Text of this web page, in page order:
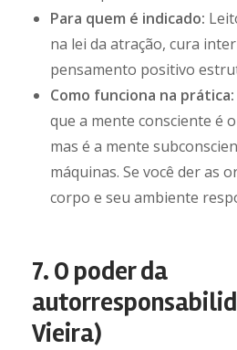
Para quem é indicado:
na lei da atração, cura
pensamento positivo
Como funciona na prática:
que a mente consciente é
mas é a mente
máquinas. Se você der as
corpo e seu ambiente
7. O poder da
Vieira)